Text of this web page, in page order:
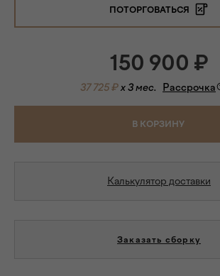
ПОТОРГОВАТЬСЯ
150 900 ₽
37 725 ₽x 3 мес. Рассрочка
В КОРЗИНУ
Калькулятор доставки
Заказать сборку